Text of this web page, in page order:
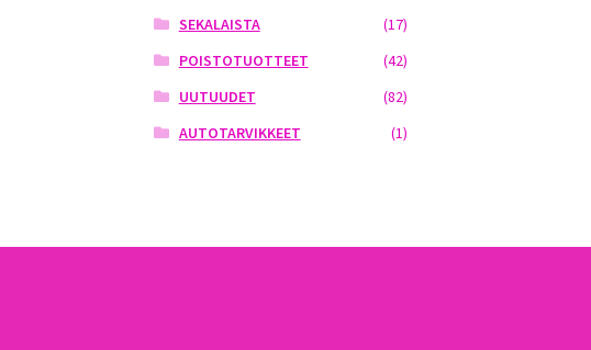
SEKALAISTA
(17)
POISTOTUOTTEET
(42)
UUTUUDET
(82)
AUTOTARVIKKEET
(1)